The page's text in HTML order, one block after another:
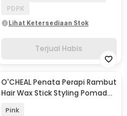
PDPK
Lihat Ketersediaan Stok
Terjual Habis
O'CHEAL Penata Perapi Rambut
Hair Wax Stick Styling Pomade
Pink